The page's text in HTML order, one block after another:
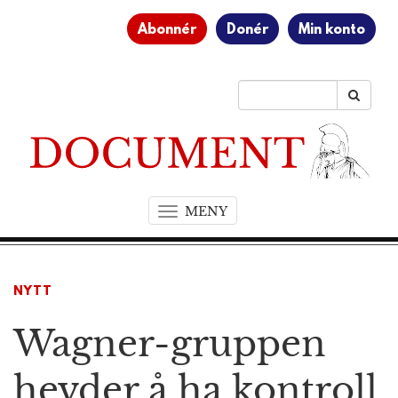
Abonnér Donér Min konto
MENYT
o
a
v
NYTT
Wagner-gruppen